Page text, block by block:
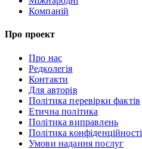
Компаній
Про проект
Про нас
Редколегія
Контакти
Для авторів
Політика перевірки фактів
Етична політика
Політика виправлень
Політика конфіденційності
Умови надання послуг